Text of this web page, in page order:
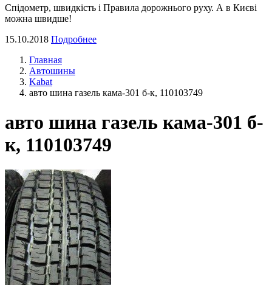
Спідометр, швидкість і Правила дорожнього руху. А в Києві
можна швидше!
15.10.2018 Подробнее
Главная
Автошины
Kabat
авто шина газель кама-301 б-к, 110103749
авто шина газель кама-301 б-
к, 110103749